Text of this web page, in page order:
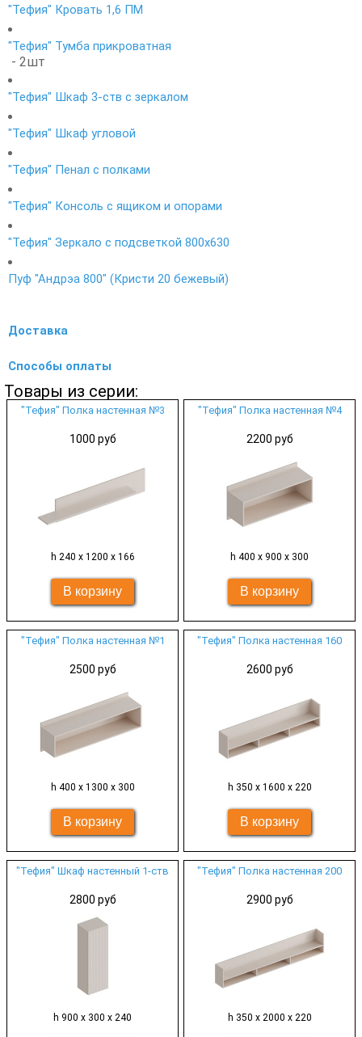
"Тефия" Кровать 1,6 ПМ
"Тефия" Тумба прикроватная
- 2шт
"Тефия" Шкаф 3-ств с зеркалом
"Тефия" Шкаф угловой
"Тефия" Пенал с полками
"Тефия" Консоль с ящиком и опорами
"Тефия" Зеркало с подсветкой 800х630
Пуф "Андрэа 800" (Кристи 20 бежевый)
Доставка
Способы оплаты
Товары из серии:
"Тефия" Полка настенная №3
1000 руб
h 240 х 1200 х 166
"Тефия" Полка настенная №4
2200 руб
h 400 х 900 х 300
"Тефия" Полка настенная №1
2500 руб
h 400 х 1300 х 300
"Тефия" Полка настенная 160
2600 руб
h 350 х 1600 х 220
"Тефия" Шкаф настенный 1-ств
2800 руб
h 900 х 300 х 240
"Тефия" Полка настенная 200
2900 руб
h 350 х 2000 х 220